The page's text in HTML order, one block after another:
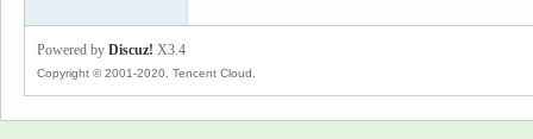
Powered by Discuz! X3.4
Copyright © 2001-2020, Tencent Cloud.